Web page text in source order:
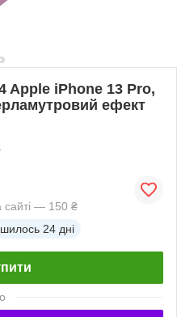
Apple iPhone 13 Pro,
ефект
сайті — 150 ₴
24 дні